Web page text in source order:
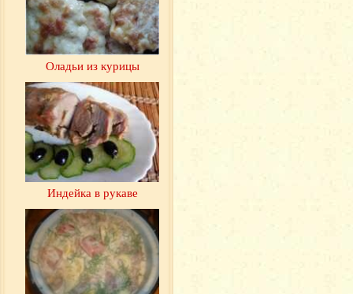
Оладьи из курицы
Индейка в рукаве